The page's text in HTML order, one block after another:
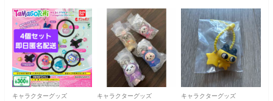
キャラクターグッズ キャラクターグッズ キャラクターグッズ